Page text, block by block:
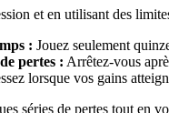
et en utilisant des
: Jouez seulement
pertes : Arrêtez-vous
lorsque vos gains
séries de pertes tout en